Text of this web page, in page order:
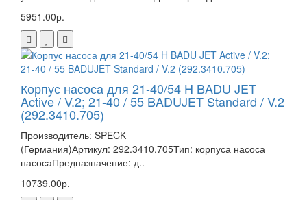
5951.00р.
Корпус насоса для 21-40/54 H BADU JET
Active / V.2; 21-40 / 55 BADUJET Standard / V.2
(292.3410.705)
Производитель: SPECK
(Германия)Артикул: 292.3410.705Тип: корпуса насоса
насосаПредназначение: д..
10739.00р.